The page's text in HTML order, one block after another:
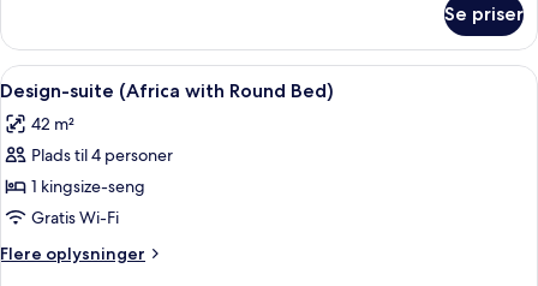
Bed)
suite
(Roja
with
Round
Bed)
Se priser
Indlæs
alle
billeder
af
Design-
suite
(Africa
with
Design-suite (Africa with Round
8
Design-suite (Africa with Round Bed)
42 m²
Plads til 4 personer
1 kingsize-seng
Gratis Wi-Fi
Flere oplysninger
Flere